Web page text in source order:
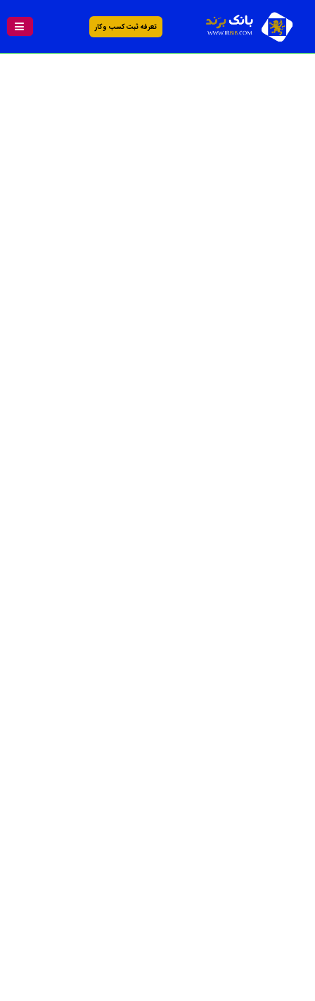
تعرفه ثبت کسب و کار